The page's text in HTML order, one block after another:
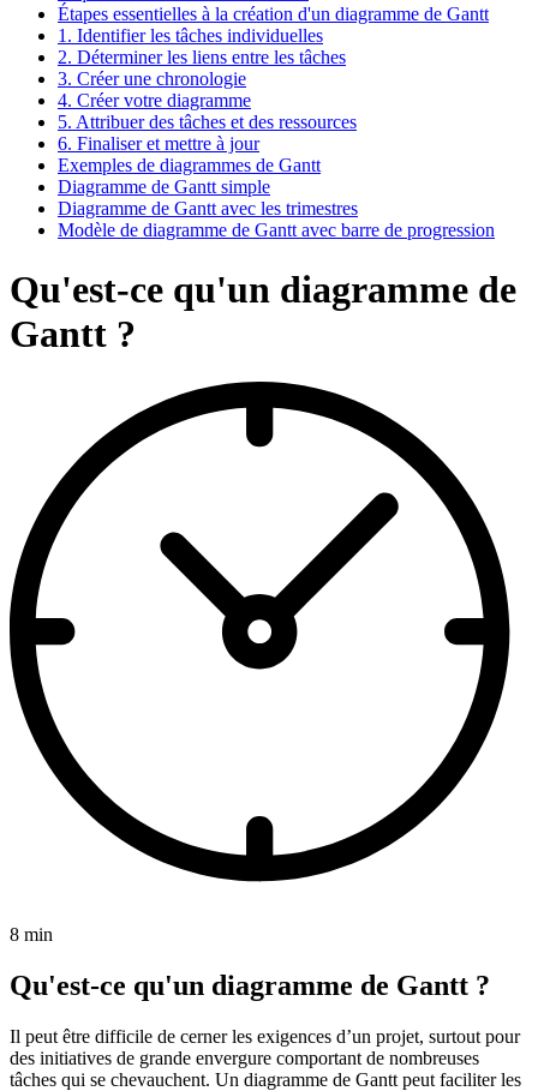
Étapes essentielles à la création d'un diagramme de Gantt
1. Identifier les tâches individuelles
2. Déterminer les liens entre les tâches
3. Créer une chronologie
4. Créer votre diagramme
5. Attribuer des tâches et des ressources
6. Finaliser et mettre à jour
Exemples de diagrammes de Gantt
Diagramme de Gantt simple
Diagramme de Gantt avec les trimestres
Modèle de diagramme de Gantt avec barre de progression
Qu'est-ce qu'un diagramme de
Gantt ?
8 min
Qu'est-ce qu'un diagramme de Gantt ?
Il peut être difficile de cerner les exigences d’un projet, surtout pour
des initiatives de grande envergure comportant de nombreuses
tâches qui se chevauchent. Un diagramme de Gantt peut faciliter les